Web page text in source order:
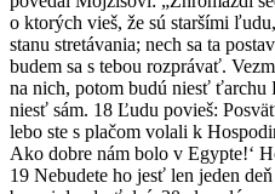
o ktorých vieš, že sú staršími
stanu stretávania; nech sa ta
budem sa s tebou rozprávať.
na nich, potom budú niesť ťarchu
niesť sám. 18 Ľudu povieš:
lebo ste s plačom volali k
Ako dobre nám bolo v Egypte!‘
19 Nebudete ho jesť len jeden